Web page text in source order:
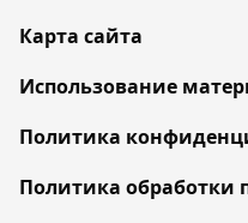
Карта сайта
Использование
Политика
Политика обработки